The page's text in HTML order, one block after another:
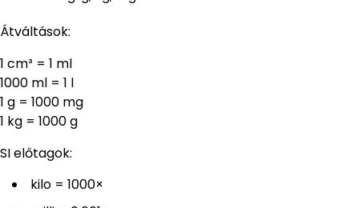
Átváltások:
1 cm³ = 1 ml
1000 ml = 1 l
1 g = 1000 mg
1 kg = 1000 g
SI előtagok:
kilo = 1000×